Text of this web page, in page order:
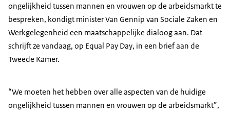
ongelijkheid tussen mannen en vrouwen op de arbeidsmarkt te
bespreken, kondigt minister Van Gennip van Sociale Zaken en
Werkgelegenheid een maatschappelijke dialoog aan. Dat
schrijft ze vandaag, op Equal Pay Day, in een brief aan de
Tweede Kamer.
“We moeten het hebben over alle aspecten van de huidige
ongelijkheid tussen mannen en vrouwen op de arbeidsmarkt”,